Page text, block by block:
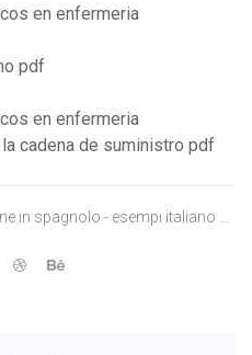
en enfermeria
pdf
en enfermeria
cadena de suministro pdf
in spagnolo - esempi italiano ...